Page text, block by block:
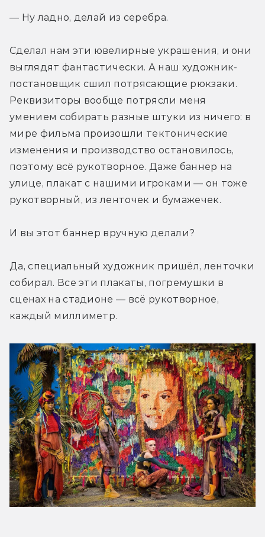
— Ну ладно, делай из серебра.
Сделал нам эти ювелирные украшения, и они
выглядят фантастически. А наш художник-
постановщик сшил потрясающие рюкзаки.
Реквизиторы вообще потрясли меня
умением собирать разные штуки из ничего: в
мире фильма произошли тектонические
изменения и производство остановилось,
поэтому всё рукотворное. Даже баннер на
улице, плакат с нашими игроками — он тоже
рукотворный, из ленточек и бумажечек.
И вы этот баннер вручную делали?
Да, специальный художник пришёл, ленточки
собирал. Все эти плакаты, погремушки в
сценах на стадионе — всё рукотворное,
каждый миллиметр.